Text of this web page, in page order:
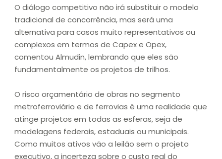
O diálogo competitivo não irá substituir o modelo
tradicional de concorrência, mas será uma
alternativa para casos muito representativos ou
complexos em termos de Capex e Opex,
comentou Almudin, lembrando que eles são
fundamentalmente os projetos de trilhos.
O risco orçamentário de obras no segmento
metroferroviário e de ferrovias é uma realidade que
atinge projetos em todas as esferas, seja de
modelagens federais, estaduais ou municipais.
Como muitos ativos vão a leilão sem o projeto
executivo, a incerteza sobre o custo real do